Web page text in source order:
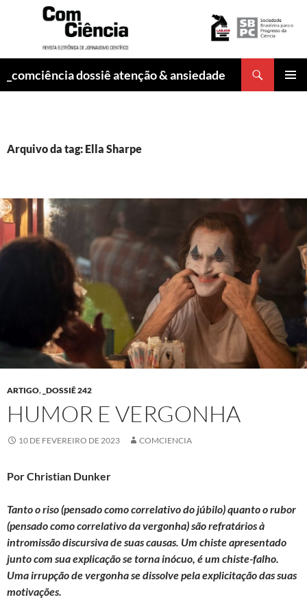
_comciência dossiê atenção & ansiedade
Arquivo da tag: Ella Sharpe
ARTIGO, _DOSSIÊ 242
HUMOR E VERGONHA
10 DE FEVEREIRO DE 2023 COMCIENCIA
Por Christian Dunker
Tanto o riso (pensado como correlativo do júbilo) quanto o rubor
(pensado como correlativo da vergonha) são refratários à
intromissão discursiva de suas causas. Um chiste apresentado
junto com sua explicação se torna inócuo, é um chiste-falho.
Uma irrupção de vergonha se dissolve pela explicitação das suas
motivações.